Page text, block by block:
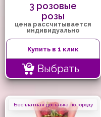
3 розовые
розы
цена рассчитывается
индивидуально
Купить в 1 клик
Выбрать
Бесплатная доставка по городу